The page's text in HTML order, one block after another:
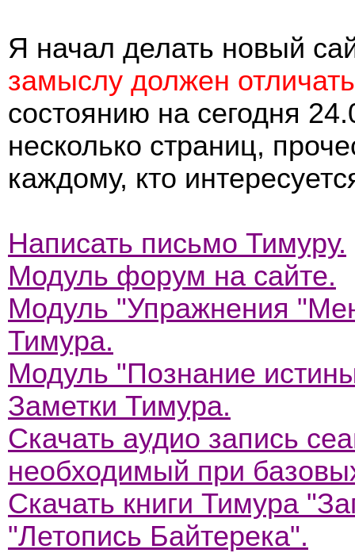
Я начал делать новый
замыслу должен
состоянию на сегодня
несколько страниц,
каждому, кто
Написать письмо Тимуру.
Модуль форум на сайте.
Модуль "Упражнения
Тимура.
Модуль "Познание
Заметки Тимура.
Скачать аудио запись
необходимый при
Скачать книги Тимура
"Летопись Байтерека".